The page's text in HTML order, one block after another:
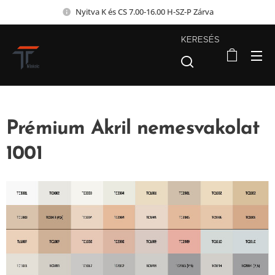
Nyitva K és CS 7.00-16.00 H-SZ-P Zárva
KERESÉS
Prémium Akril nemesvakolat
1001